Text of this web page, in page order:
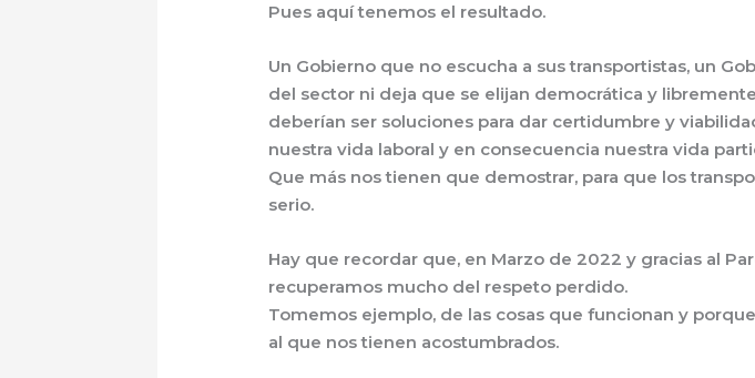
Pues aquí tenemos el resultado.
Un Gobierno que no escucha a sus transportistas, un
del sector ni deja que se elijan democrática y
deberían ser soluciones para dar certidumbre y
nuestra vida laboral y en consecuencia nuestra vida
Que más nos tienen que demostrar, para que los
serio.
Hay que recordar que, en Marzo de 2022 y gracias al
recuperamos mucho del respeto perdido.
Tomemos ejemplo, de las cosas que funcionan y
al que nos tienen acostumbrados.